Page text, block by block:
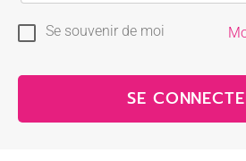
Se souvenir de moi
SE